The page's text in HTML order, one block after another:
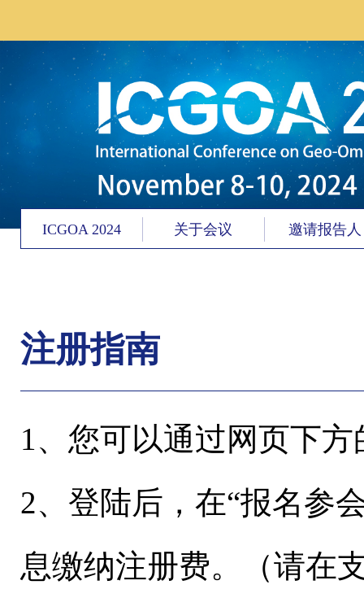
ICGOA 2024 关于会议 邀请报告人
注册指南
1、您可以通过网页下
2、登陆后，在“报名参
息缴纳注册费。（请在